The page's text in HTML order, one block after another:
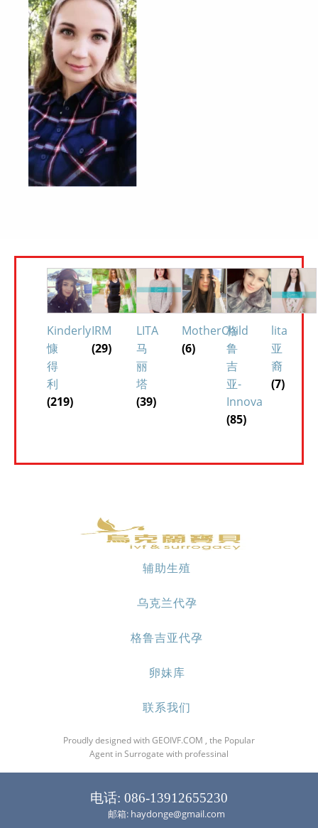
Kinderly
慷
得
利
(219)
IRM
(29)
LITA
马
丽
塔
(39)
MotherChild
(6)
格
鲁
吉
亚-
Innova
(85)
lita
亚
裔
(7)
辅助生殖
乌克兰代孕
格鲁吉亚代孕
卵妹库
联系我们
Proudly designed with GEOIVF.COM , the Popular
Agent in Surrogate with professinal
电话: 086-13912655230
邮箱: haydonge@gmail.com